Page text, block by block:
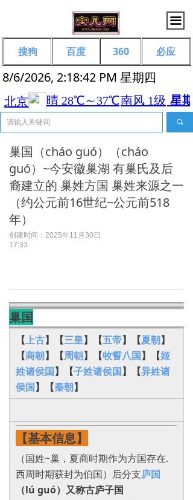
끀
8/6/2026, 2:18:43 PM 星期四
끠
搜狗 百度 360 必应
巢国（cháo guó）（cháo
guó）~今安徽巢湖 有巢氏及后
裔建立的 巢姓方国 巢姓来源之一
（约公元前16世纪~公元前518
年）
创建时间： 2025年11月30日
17:33
巢国
【上古】【三皇】【五帝】【夏朝】
【商朝】【周朝】【牧誓八国】【姬
姓诸侯国】【子姓诸侯国】【异姓诸
侯国】 【秦朝】
【基本信息】
（国姓~巢，夏商时期作为方国存在.
西周时期获封为伯国）后分支庐国
（lú guó）又称古庐子国